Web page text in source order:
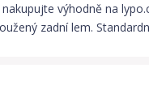
výhodně na
zadní lem.